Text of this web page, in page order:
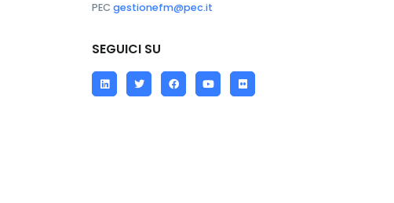
PEC gestionefm@pec.it
SEGUICI SU
LinkedInTwitterFacebookYouTube
Flickr